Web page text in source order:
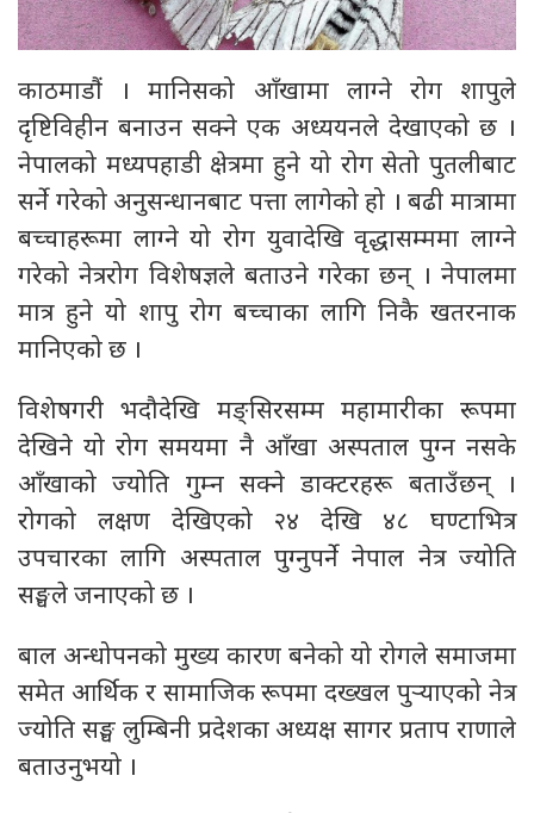
काठमाडौं । मानिसको आँखामा लाग्ने रोग शापुले
दृष्टिविहीन बनाउन सक्ने एक अध्ययनले देखाएको छ ।
नेपालको मध्यपहाडी क्षेत्रमा हुने यो रोग सेतो पुतलीबाट
सर्ने गरेको अनुसन्धानबाट पत्ता लागेको हो । बढी मात्रामा
बच्चाहरूमा लाग्ने यो रोग युवादेखि वृद्धासम्ममा लाग्ने
गरेको नेत्ररोग विशेषज्ञले बताउने गरेका छन् । नेपालमा
मात्र हुने यो शापु रोग बच्चाका लागि निकै खतरनाक
मानिएको छ ।
विशेषगरी भदौदेखि मङ्सिरसम्म महामारीका रूपमा
देखिने यो रोग समयमा नै आँखा अस्पताल पुग्न नसके
आँखाको ज्योति गुम्न सक्ने डाक्टरहरू बताउँछन् ।
रोगको लक्षण देखिएको २४ देखि ४८ घण्टाभित्र
उपचारका लागि अस्पताल पुग्नुपर्ने नेपाल नेत्र ज्योति
सङ्घले जनाएको छ ।
बाल अन्धोपनको मुख्य कारण बनेको यो रोगले समाजमा
समेत आर्थिक र सामाजिक रूपमा दख्खल पुर्‍याएको नेत्र
ज्योति सङ्घ लुम्बिनी प्रदेशका अध्यक्ष सागर प्रताप राणाले
बताउनुभयो ।